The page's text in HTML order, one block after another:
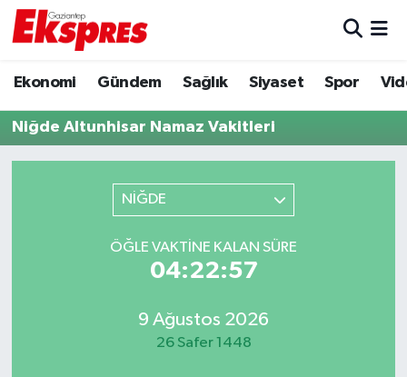
Ekonomi Gündem Sağlık Siyaset Spor
Niğde Altunhisar Namaz Vakitleri
NİĞDE
ÖĞLE VAKTINE KALAN SÜRE
04:22:57
9 Ağustos 2026
26 Safer 1448
Ekonomi
Gaziantep son dakika
Gündem
Trafik Durumu
Puan Durumu ve Fikstür
Tüm Manşetler
Son Dakika Haberleri